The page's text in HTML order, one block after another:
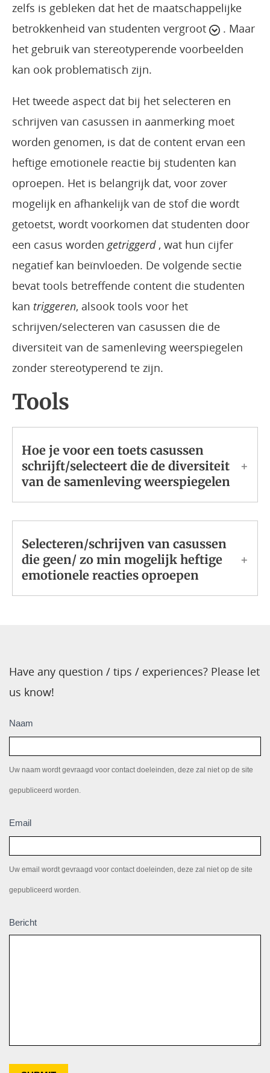
zelfs is gebleken dat het de maatschappelijke
betrokkenheid van studenten vergroot
. Maar
het gebruik van stereotyperende voorbeelden
kan ook problematisch zijn.
Het tweede aspect dat bij het selecteren en
schrijven van casussen in aanmerking moet
worden genomen, is dat de content ervan een
heftige emotionele reactie bij studenten kan
oproepen. Het is belangrijk dat, voor zover
mogelijk en afhankelijk van de stof die wordt
getoetst, wordt voorkomen dat studenten door
een casus wordengetriggerd, wat hun cijfer
negatief kan beïnvloeden. De volgende sectie
bevat tools betreffende content die studenten
kan triggeren, alsook tools voor het
schrijven/selecteren van casussen die de
diversiteit van de samenleving weerspiegelen
zonder stereotyperend te zijn.
Tools
Hoe je voor een toets casussen
schrijft/selecteert die de diversiteit
van de samenleving weerspiegelen
Selecteren/schrijven van casussen
die geen/ zo min mogelijk heftige
emotionele reacties oproepen
Have any question / tips / experiences? Please let
us know!
Inzendingen
Naam
Uw naam wordt gevraagd voor contact doeleinden, deze zal niet op de site
gepubliceerd worden.
Email
Uw email wordt gevraagd voor contact doeleinden, deze zal niet op de site
gepubliceerd worden.
Bericht